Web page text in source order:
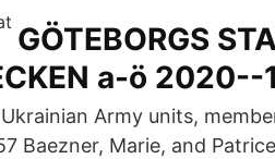
GÖTEBORGS
a-ö
Army units,
Baezner, Marie, and